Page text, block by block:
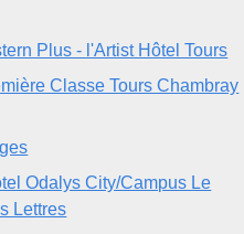
Plus - l'Artist Hôtel Tours
Classe Tours Chambray
Odalys City/Campus Le
Lettres